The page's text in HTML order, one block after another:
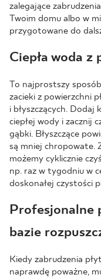
zalegające
Twoim domu albo w
przygotowane do
Ciepła woda z
To najprostszy
zacieki z powierzchni
i błyszczących. Dodaj
ciepłej wody i zacznij
gąbki. Błyszczące
są mniej chropowate.
możemy cyklicznie
np. raz w tygodniu w
doskonałej czystości
Profesjonalne
bazie
Kiedy zabrudzenia
naprawdę poważne,